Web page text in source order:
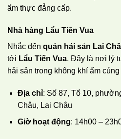
ẩm thực đẳng cấp.
Nhà hàng Lẩu Tiến Vua
Nhắc đến quán hải sản Lai
tới Lẩu Tiến Vua. Đây là nơi lý
hải sản trong không khí ấm
Địa chỉ: Số 87, Tổ 10,
Châu, Lai Châu
Giờ hoạt động: 14h00 –